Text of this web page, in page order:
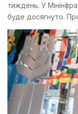
тиждень. У
буде досягнуто.